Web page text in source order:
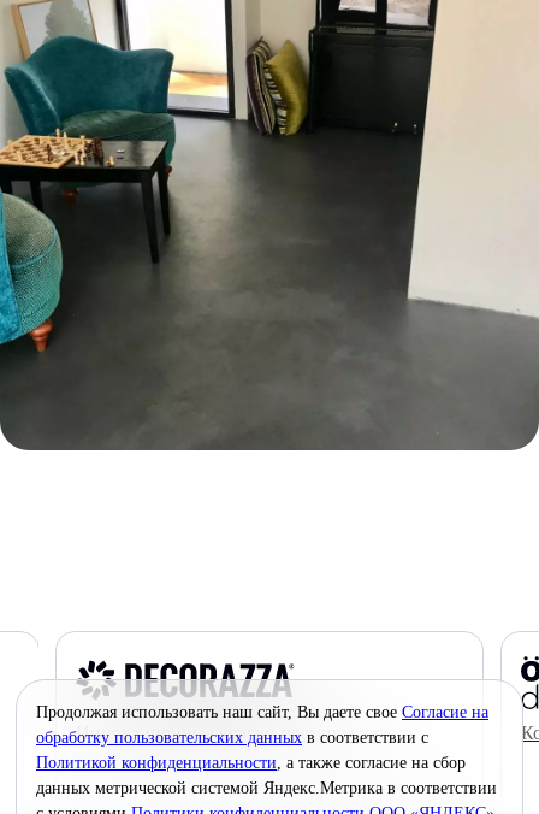
Инновационные краски премиум-класса
Продолжая использовать наш сайт, Вы даете свое Согласие на
обработку пользовательских данных в соответствии с
Политикой конфиденциальности, а также согласие на сбор
данных метрической системой Яндекс.Метрика в соответствии